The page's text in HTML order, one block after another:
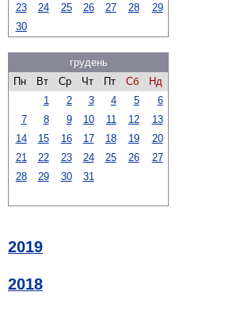
23 24 25 26 27 28
29
30
грудень
Пн
Вт Ср Чт Пт Сб
Нд
1
2 3 4 5
6
7
8 9 10 11 12
13
14
15 16 17 18 19
20
21
22 23 24 25 26
27
28
29 30 31
2019
2018